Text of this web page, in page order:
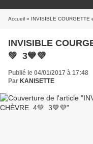
Accueil » INVISIBLE
INVISIBLE
💚 3💙💜
Publié le 04/01/2017 à 17:48
Par KANISETTE